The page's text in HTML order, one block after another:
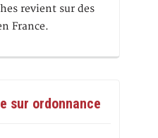
revient sur des
France.
sur ordonnance